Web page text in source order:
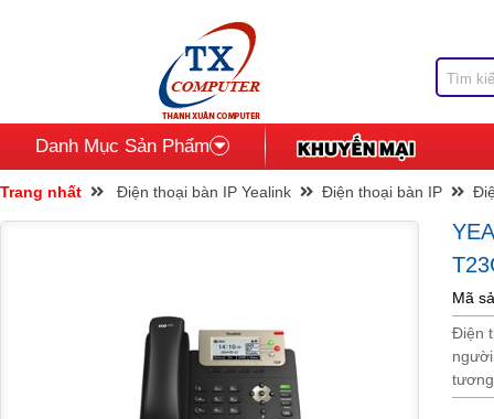
Danh Mục Sản Phẩm
Trang nhất Điện thoại bàn IP Yealink Điện thoại bàn IP
Mã
Điện